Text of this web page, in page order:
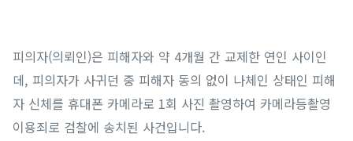
피의자(의뢰인)은 피해자와 약 4개월 간 교제한 연인 사이인
데, 피의자가 사귀던 중 피해자 동의 없이 나체인 상태인 피해
자 신체를 휴대폰 카메라로 1회 사진 촬영하여 카메라등촬영
이용죄로 검찰에 송치된 사건입니다.